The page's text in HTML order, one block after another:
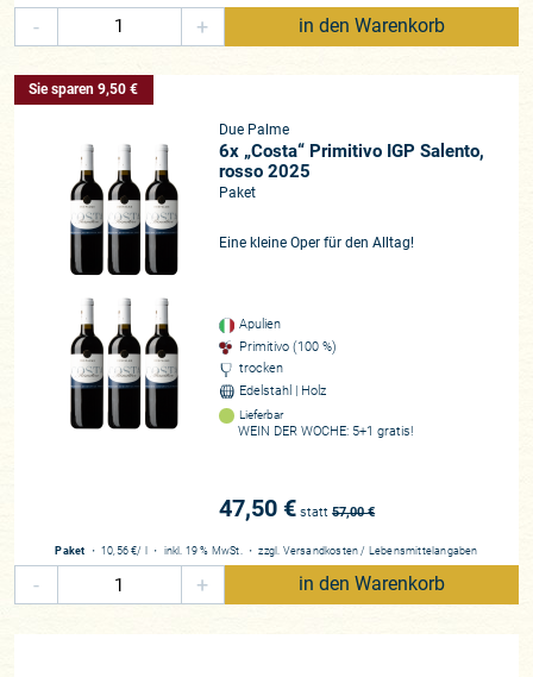
- + in den Warenkorb
Sie sparen 9,50 €
Due Palme
6x „Costa“ Primitivo IGP Salento,
rosso 2025
Paket
Eine kleine Oper für den Alltag!
Apulien
Primitivo (100 %)
trocken
Edelstahl | Holz
Lieferbar
WEIN DER WOCHE: 5+1 gratis!
47,50 € statt 57,00€
Paket ・ 10,56 €/ l ・ inkl. 19 % MwSt.・zzgl. Versandkosten / Lebensmittelangaben
- + in den Warenkorb